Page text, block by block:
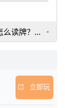
读牌？德
是什么？看
立即玩